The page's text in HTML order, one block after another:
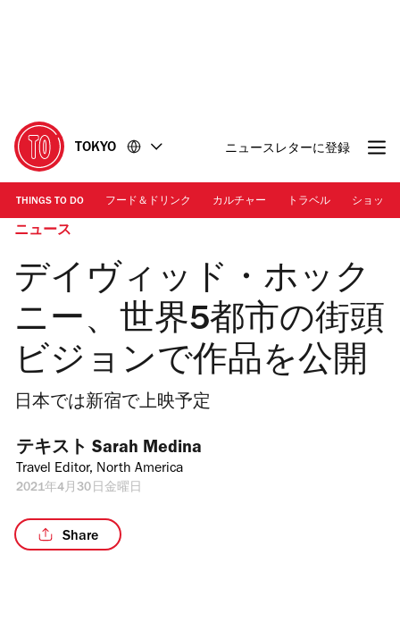
に
移
動
移
動
TOKYO ニュースレターに登録
THINGS TO DO フード＆ドリンク カルチャー トラベル ショッピ
ニュース
デイヴィッド・ホック
ニー、世界5都市の街頭
ビジョンで作品を公開
日本では新宿で上映予定
テキスト Sarah Medina
Travel Editor, North America
2021年4月30日金曜日
Share